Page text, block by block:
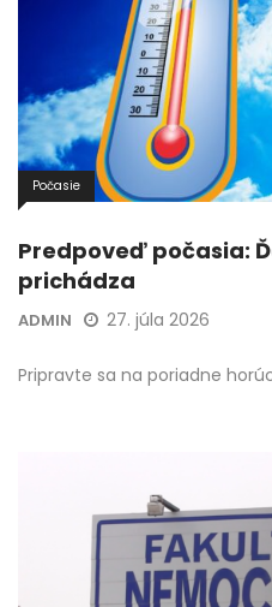
Počasie
Predpoveď počasia:
prichádza
ADMIN 27. júla 2026
Pripravte sa na poriadne